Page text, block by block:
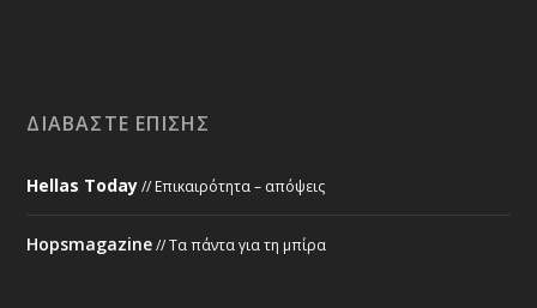
ΔΙΑΒΆΣΤΕ ΕΠΊΣΗΣ
Hellas Today// Επικαιρότητα – απόψεις
Hopsmagazine// Τα πάντα για τη μπίρα